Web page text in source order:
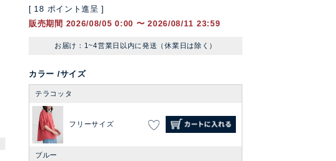
[ 18 ポイント進呈 ]
販売期間 2026/08/05 0:00 〜 2026/08/11 23:59
お届け：1~4営業日以内に発送（休業日は除く）
カラー サイズ
テラコッタ
フリーサイズ
ブルー